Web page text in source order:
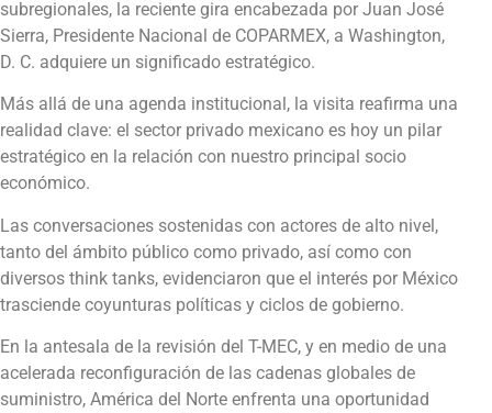
subregionales, la reciente gira encabezada por Juan José
Sierra, Presidente Nacional de COPARMEX, a Washington,
D. C. adquiere un significado estratégico.
Más allá de una agenda institucional, la visita reafirma una
realidad clave: el sector privado mexicano es hoy un pilar
estratégico en la relación con nuestro principal socio
económico.
Las conversaciones sostenidas con actores de alto nivel,
tanto del ámbito público como privado, así como con
diversos think tanks, evidenciaron que el interés por México
trasciende coyunturas políticas y ciclos de gobierno.
En la antesala de la revisión del T-MEC, y en medio de una
acelerada reconfiguración de las cadenas globales de
suministro, América del Norte enfrenta una oportunidad